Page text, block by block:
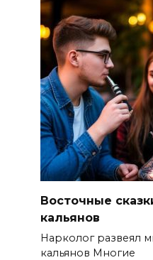
Восточные
кальянов
Нарколог развеял
кальянов Многие